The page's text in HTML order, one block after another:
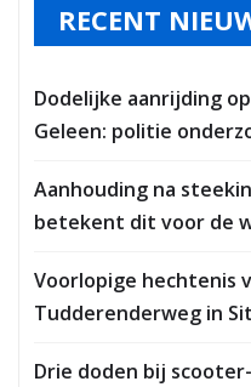
RECENT
Dodelijke aanrijding
Geleen: politie
Aanhouding na
betekent dit voor de
Voorlopige hechtenis
Tudderenderweg in
Drie doden bij